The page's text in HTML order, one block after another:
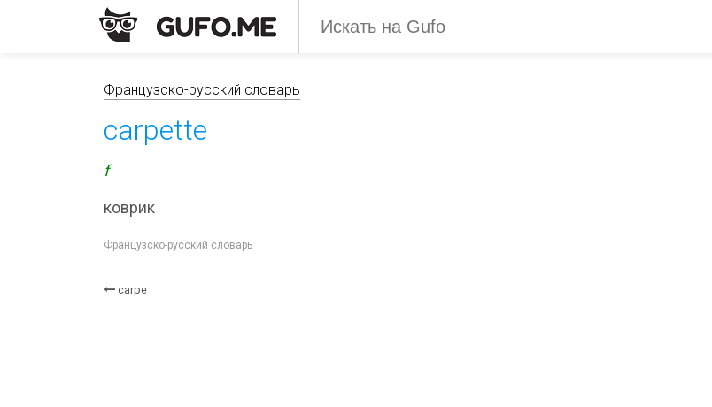
Французско-русский словарь
carpette
f
коврик
Французско-русский словарь
carpe